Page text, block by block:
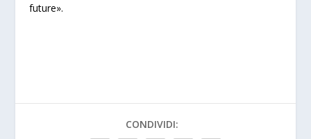
future».
CONDIVIDI: